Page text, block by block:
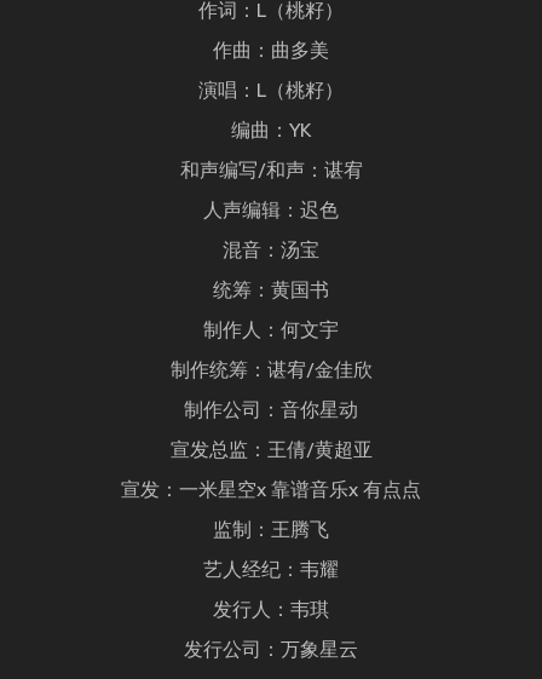
作词：L（桃籽）
作曲：曲多美
演唱：L（桃籽）
编曲：YK
和声编写/和声：谌宥
人声编辑：迟色
混音：汤宝
统筹：黄国书
制作人：何文宇
制作统筹：谌宥/金佳欣
制作公司：音你星动
宣发总监：王倩/黄超亚
宣发：一米星空x 靠谱音乐x 有点点
监制：王腾飞
艺人经纪：韦耀
发行人：韦琪
发行公司：万象星云